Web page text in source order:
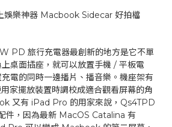
娛樂神器 Macbook Sidecar 好拍檔
PD 旅行充電器最創新的地方是它不單
桌面插座，就可以放置手機 / 平板電
電的同時一邊播片、播音樂。機座架有
家擺放裝置時調校成適合觀看屏幕的角
又有 iPad Pro 的用家來說，Qs4TPD
件，因為最新 MacOS Catalina 有